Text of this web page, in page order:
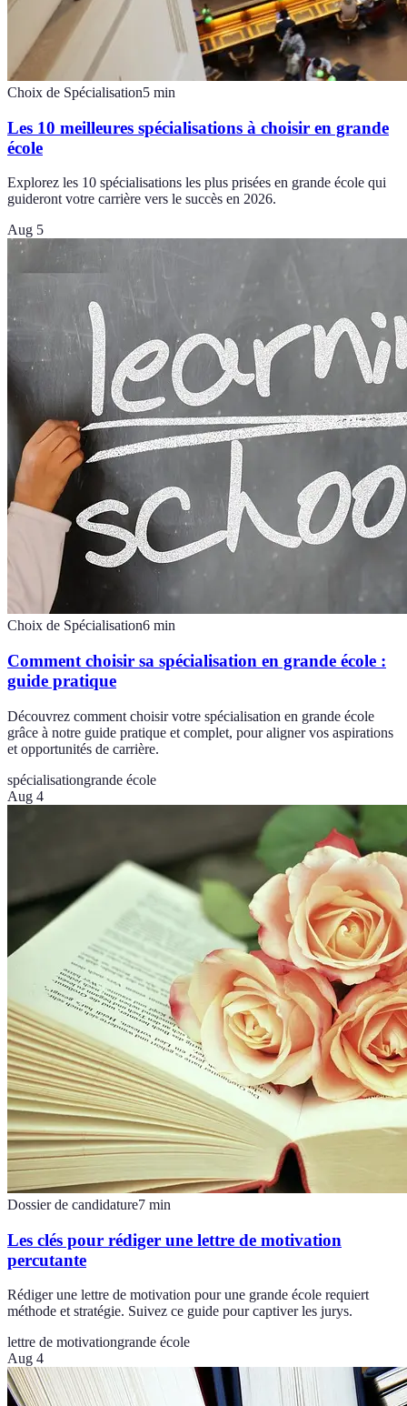
Choix de Spécialisation5 min
Les 10 meilleures spécialisations à choisir en grande
école
Explorez les 10 spécialisations les plus prisées en grande école qui
guideront votre carrière vers le succès en 2026.
Aug 5
Choix de Spécialisation6 min
Comment choisir sa spécialisation en grande école :
guide pratique
Découvrez comment choisir votre spécialisation en grande école
grâce à notre guide pratique et complet, pour aligner vos aspirations
et opportunités de carrière.
spécialisationgrande école
Aug 4
Dossier de candidature7 min
Les clés pour rédiger une lettre de motivation
percutante
Rédiger une lettre de motivation pour une grande école requiert
méthode et stratégie. Suivez ce guide pour captiver les jurys.
lettre de motivationgrande école
Aug 4